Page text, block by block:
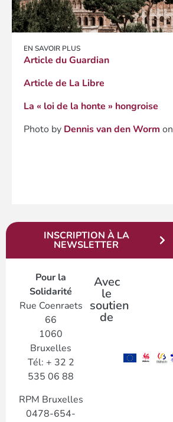
EN SAVOIR PLUS
Article du Guardian
Article de La Libre
La « loi de la honte » hongroise
Photo by Dennis van den Worm on
INSCRIPTION À LA
NEWSLETTER
Pour la
Solidarité
Rue Coenraets
66
1060
Bruxelles
Tél: + 32 2
535 06 88
RPM Bruxelles
0478-654-
Avec
le
soutien
de